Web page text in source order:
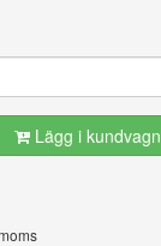
Lägg i kundvagn